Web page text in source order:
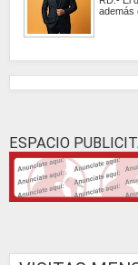
además
ESPACIO